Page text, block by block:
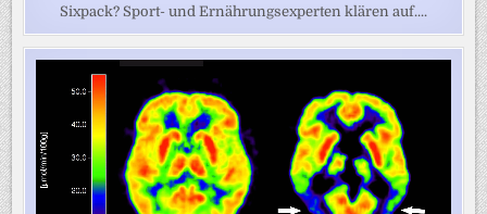
Sixpack? Sport- und Ernährungsexperten klären auf....